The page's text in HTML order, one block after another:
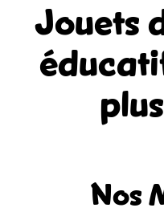
Jouets
Nos